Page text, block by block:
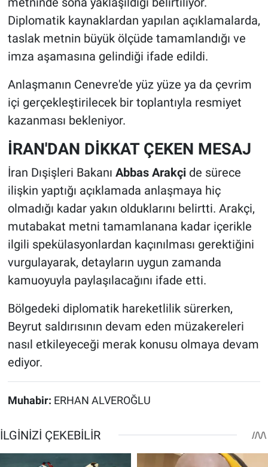
Diplomatik kaynaklardan yapılan açıklamalarda,
taslak metnin büyük ölçüde tamamlandığı ve
imza aşamasına gelindiği ifade edildi.
Anlaşmanın Cenevre'de yüz yüze ya da çevrim
içi gerçekleştirilecek bir toplantıyla resmiyet
kazanması bekleniyor.
İRAN'DAN DİKKAT ÇEKEN MESAJ
İran Dışişleri Bakanı Abbas Arakçide sürece
ilişkin yaptığı açıklamada anlaşmaya hiç
olmadığı kadar yakın olduklarını belirtti. Arakçi,
mutabakat metni tamamlanana kadar içerikle
ilgili spekülasyonlardan kaçınılması gerektiğini
vurgulayarak, detayların uygun zamanda
kamuoyuyla paylaşılacağını ifade etti.
Bölgedeki diplomatik hareketlilik sürerken,
Beyrut saldırısının devam eden müzakereleri
nasıl etkileyeceği merak konusu olmaya devam
ediyor.
Muhabir: ERHAN ALVEROĞLU